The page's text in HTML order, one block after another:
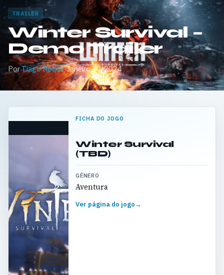
TRAILER
Winter Survival –
Demo Trailer
PorTiago Roque·Janeiro 30, 2024
FICHA DO JOGO
Winter Survival
(TBD)
GÉNERO
Aventura
Ver página do jogo→